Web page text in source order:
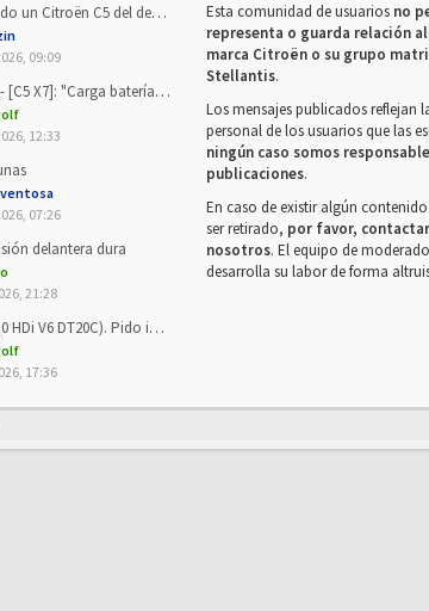
C5 del desguace: Presentación y seguimiento
09:09
"Carga batería o alimentación eléctri...
12:33
07:26
delantera dura
21:28
V6 DT20C). Pido info sobre su sustitución
17:36
Esta comunidad de usuarios no
representa o guarda relación
marca Citroën o su grupo
Stellantis.
Los mensajes publicados reflejan
personal de los usuarios que las
ningún caso somos
publicaciones.
En caso de existir algún
ser retirado, por favor,
nosotros. El equipo de
desarrolla su labor de forma